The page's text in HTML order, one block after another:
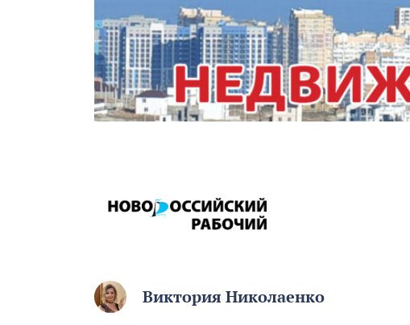
Виктория Николаенко